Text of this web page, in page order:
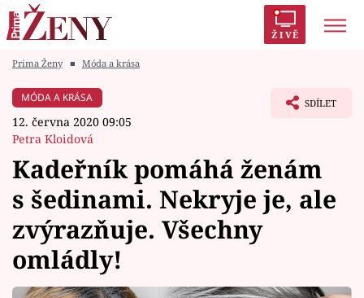
ŽIVĚ
Módní alarm
Témata
Celebrity
Vztahy
Prima Ženy ■ Móda a krása
MÓDA A KRÁSA
12. června 2020 09:05
Petra Kloidová
SDÍLET
Kadeřník pomáhá ženám
s šedinami. Nekryje je, ale
zvýrazňuje. Všechny
omládly!